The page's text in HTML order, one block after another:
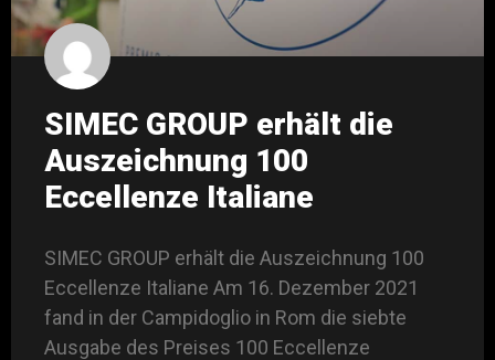
SIMEC GROUP erhält die
Auszeichnung 100
Eccellenze Italiane
SIMEC GROUP erhält die Auszeichnung 100
Eccellenze Italiane Am 16. Dezember 2021
fand in der Campidoglio in Rom die siebte
Ausgabe des Preises 100 Eccellenze